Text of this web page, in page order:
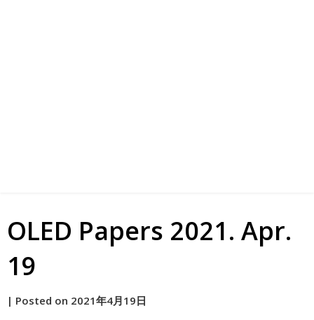
OLED Papers 2021. Apr.
19
by
| Posted on 2021年4月19日